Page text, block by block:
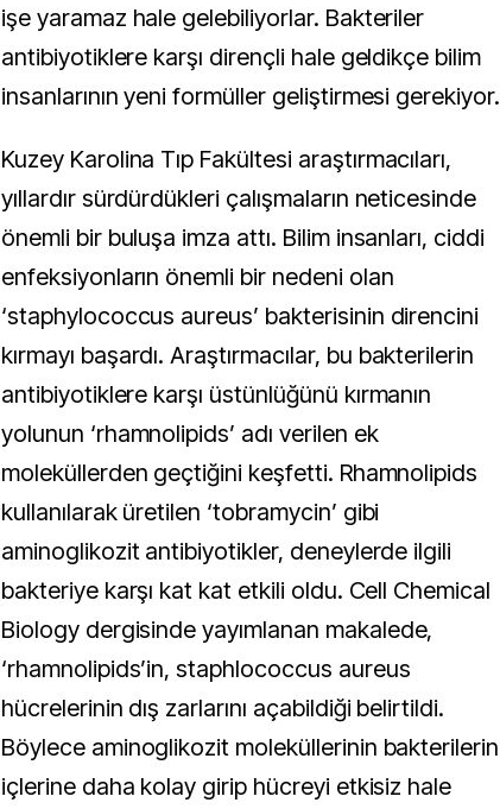
işe yaramaz hale gelebiliyorlar. Bakteriler
antibiyotiklere karşı dirençli hale geldikçe bilim
insanlarının yeni formüller geliştirmesi gerekiyor.
Kuzey Karolina Tıp Fakültesi araştırmacıları,
yıllardır sürdürdükleri çalışmaların neticesinde
önemli bir buluşa imza attı. Bilim insanları, ciddi
enfeksiyonların önemli bir nedeni olan
‘staphylococcus aureus’ bakterisinin direncini
kırmayı başardı. Araştırmacılar, bu bakterilerin
antibiyotiklere karşı üstünlüğünü kırmanın
yolunun ‘rhamnolipids’ adı verilen ek
moleküllerden geçtiğini keşfetti. Rhamnolipids
kullanılarak üretilen ‘tobramycin’ gibi
aminoglikozit antibiyotikler, deneylerde ilgili
bakteriye karşı kat kat etkili oldu. Cell Chemical
Biology dergisinde yayımlanan makalede,
‘rhamnolipids’in, staphlococcus aureus
hücrelerinin dış zarlarını açabildiği belirtildi.
Böylece aminoglikozit moleküllerinin bakterilerin
içlerine daha kolay girip hücreyi etkisiz hale